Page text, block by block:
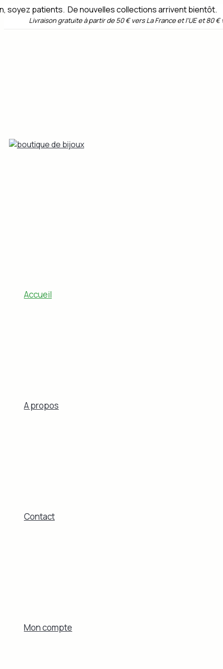
au
soyez patients. De nouvelles collections arrivent bientôt.
Livraison gratuite à partir de50 € vers La France et l'UEet 80 €
Accueil
A propos
Contact
Mon compte